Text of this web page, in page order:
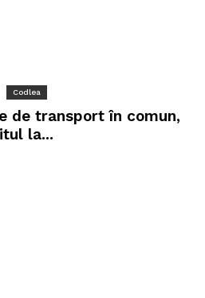
Codlea
de transport în comun,
la...